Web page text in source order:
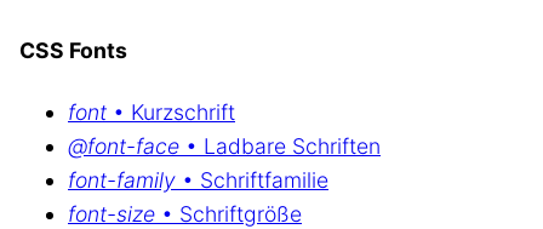
CSS Fonts
font • Kurzschrift
@font-face • Ladbare Schriften
font-family • Schriftfamilie
font-size • Schriftgröße